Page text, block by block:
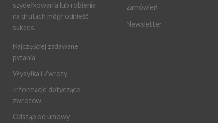
szydełkowania lub robienia
na drutach mógł odnieść
sukces.
Najczęściej zadawane
pytania
Wysyłka i Zwroty
Informacje dotyczące
zwrotów
Odstąp od umowy
zamówień
Newsletter